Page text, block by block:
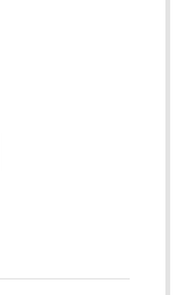
する